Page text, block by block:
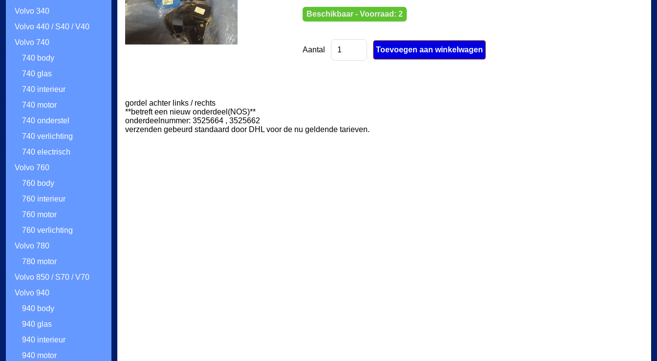
Volvo 340
Volvo 440 / S40 / V40
Volvo 740
740 body
740 glas
740 interieur
740 motor
740 onderstel
740 verlichting
740 electrisch
Volvo 760
760 body
760 interieur
760 motor
760 verlichting
Volvo 780
780 motor
Volvo 850 / S70 / V70
Volvo 940
940 body
940 glas
940 interieur
940 motor
Beschikbaar - Voorraad: 2
Aantal
gordel achter links / rechts
**betreft een nieuw onderdeel(NOS)**
onderdeelnummer: 3525664 , 3525662
verzenden gebeurd standaard door DHL voor de nu geldende tarieven.